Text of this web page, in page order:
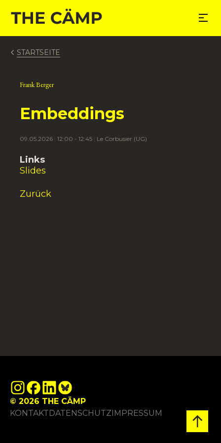
springen
STARTSEITE
Frank Berger
Embeddings
09.05.2026 12:00 - 12:45 Le Corbusier (UG)
Links
Slides
Zurück
© 2026 THE CÄMP
KONTAKTDATENSCHUTZIMPRESSUM